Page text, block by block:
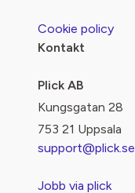
Cookie policy
Kontakt
Plick AB
Kungsgatan 28
753 21 Uppsala
support@plick.se
Jobb via plick